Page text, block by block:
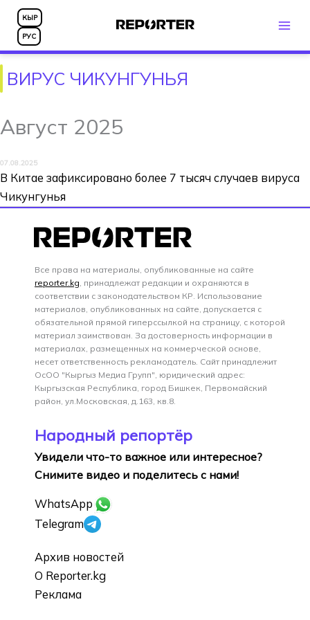
Перейти
содержимому
КЫР
РУС
ВИРУС ЧИКУНГУНЬЯ
Август 2025
07.08.2025
В Китае зафиксировано более 7 тысяч случаев вируса
Чикунгунья
Все права на материалы, опубликованные на сайте
reporter.kg, принадлежат редакции и охраняются в
соответствии с законодательством КР. Использование
материалов, опубликованных на сайте, допускается с
обязательной прямой гиперссылкой на страницу, с которой
материал заимствован. За достоверность информации в
материалах, размещенных на коммерческой основе,
несет ответственность рекламодатель. Сайт принадлежит
ОсОО "Кыргыз Медиа Групп", юридический адрес:
Кыргызская Республика, город Бишкек, Первомайский
район, ул.Московская, д.163, кв.8.
Народный репортёр
Увидели что-то важное или интересное?
Снимите видео и поделитесь с нами!
WhatsApp
Telegram
Архив новостей
О Reporter.kg
Реклама